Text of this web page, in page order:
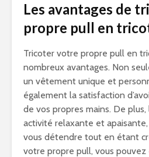
Les avantages de
propre pull en
Tricoter votre propre pull en
nombreux avantages. Non
un vêtement unique et
également la satisfaction
de vos propres mains. De
activité relaxante et
vous détendre tout en étant
votre propre pull, vous